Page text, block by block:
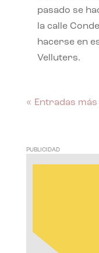
pasado se
la calle
hacerse en
Velluters.
« Entradas
PUBLICIDAD